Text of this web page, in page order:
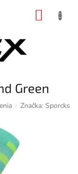
Green
Značka: Sporcks